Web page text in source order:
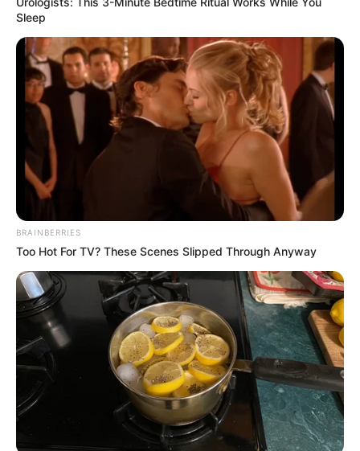
NT Επιμέλεια
Δημοσίευση
01/07/2025, 15:26 · 3:26 ΜΜ
Τελευταία ενημέρωση
01/07/2025, 15:26 · 3:26 ΜΜ
Αστυνομικά
Κοινοποίησε άρθρο
Προσθήκη το
Ανακαλύψτε περισσότερα άρθρα στα αποτελέσματα
Sleep
BRAINBERRIES
Too Hot For TV? These Scenes Slipped Through Anyway